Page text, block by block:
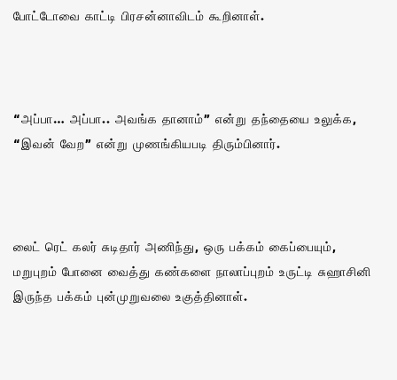
போட்டோவை காட்டி பிரசன்னாவிடம் கூறினாள்.
“அப்பா… அப்பா.. அவங்க தானாம்” என்று தந்தையை உலுக்க,
“இவன் வேற” என்று முணங்கியபடி திரும்பினார்.
லைட் ரெட் கலர் சுடிதார் அணிந்து, ஒரு பக்கம் கைப்பையும்,
மறுபுறம் போனை வைத்து கண்களை நாலாப்புறம் உருட்டி சுஹாசினி
இருந்த பக்கம் புன்முறுவலை உகுத்தினாள்.